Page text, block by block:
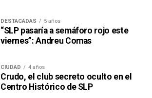
DESTACADAS 5 años
“SLP pasaría a semáforo rojo este
viernes”: Andreu Comas
CIUDAD 4 años
Crudo, el club secreto oculto en el
Centro Histórico de SLP